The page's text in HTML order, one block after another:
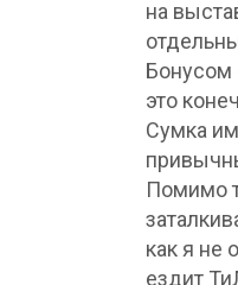
на
Бонусом
это
Сумка
Помимо
как я не
ездит